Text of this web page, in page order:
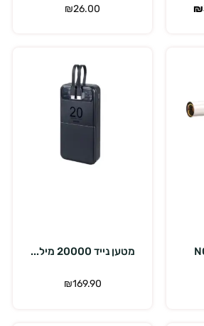
₪26.00
מטען נייד 20000 מיל...
₪169.90